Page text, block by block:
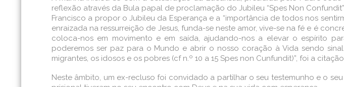
reflexão através da Bula papal de proclamação do Jubileu “Spes Non
Francisco a propor o Jubileu da Esperança e a “importância de todos nos
enraizada na ressurreição de Jesus, funda-se neste amor, vive-se na fé e é
coloca-nos em movimento e em saída, ajudando-nos a elevar o espírito
poderemos ser paz para o Mundo e abrir o nosso coração à Vida sendo
migrantes, os idosos e os pobres (cf n.º 10 a 15 Spes non Cunfundit)”, foi a
Neste âmbito, um ex-recluso foi convidado a partilhar o seu testemunho e o